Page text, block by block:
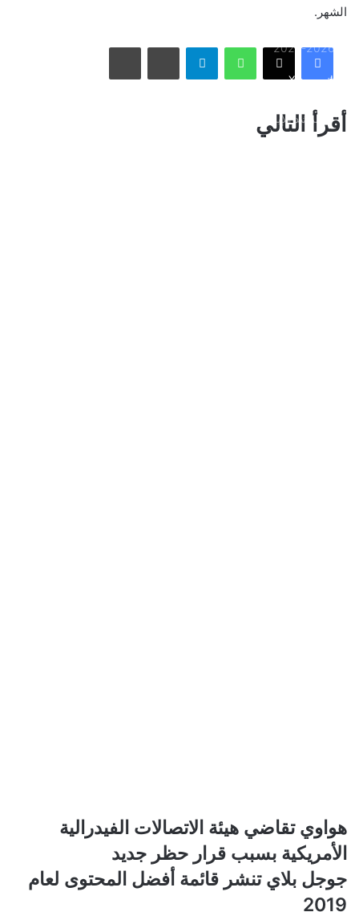
الشهر.
فيسبوك X
واتساب تيلقرام مشاركة عبر البريد طباعة
أقرأ التالي
2026-2027
«المرشد الإيراني» يشعل العالم
هواوي
تقاضي
هيئة
الاتصالات
الفيدرالية
الأمريكية
هواوي تقاضي هيئة الاتصالات الفيدرالية
الأمريكية بسبب قرار حظر جديد
بلاي
تنشر
جوجل بلاي تنشر قائمة أفضل المحتوى لعام
2019